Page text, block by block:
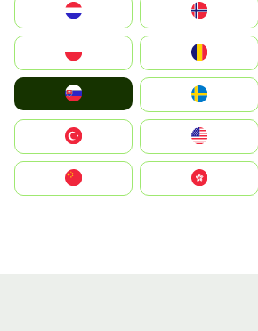
United States
中國香港特別行政區